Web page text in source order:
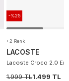
-%25
+2 Renk
LACOSTE
Lacoste Croco 2.0
1.999 TL1.499 TL